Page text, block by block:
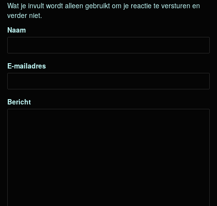
Wat je invult wordt alleen gebruikt om je reactie te versturen en
verder niet.
Naam
E-mailadres
Bericht